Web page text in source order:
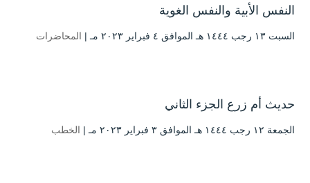
النفس الأبية والنفس الغوية
السبت ۱۳ رجب ۱٤٤٤ هـ الموافق ٤ فبراير ۲۰۲۳ مـ | المحاضرات
حديث أم زرع الجزء الثاني
الجمعة ۱۲ رجب ۱٤٤٤ هـ الموافق ۳ فبراير ۲۰۲۳ مـ | الخطب